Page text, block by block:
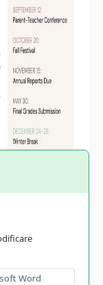
questo mese
modello
, Teachers
Calendari Modelli
Word